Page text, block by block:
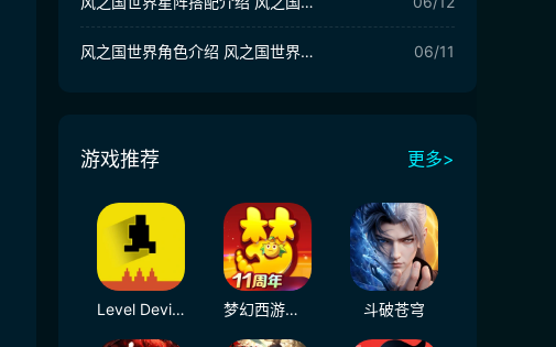
风之国世界角色介绍 风之国世界职业角色一览 06/11
游戏推荐 更多>
Level Devil - NOT A Troll Game 梦幻西游（大陆服） 斗破苍穹